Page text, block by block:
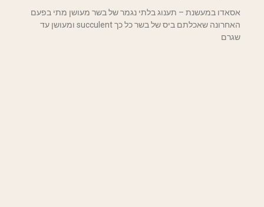
אסאדו במעשנת – תענוג בלתי נגמר של בשר מעושן מתי בפעם
האחרונה שאכלתם ביס של בשר כל כך succulent ומעושן עד
שגרם